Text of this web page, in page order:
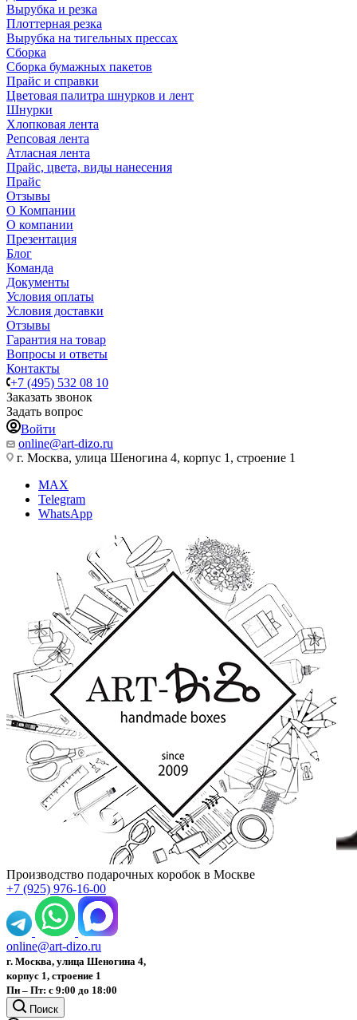
Вырубка и резка
Плоттерная резка
Вырубка на тигельных прессах
Сборка
Сборка бумажных пакетов
Прайс и справки
Цветовая палитра шнурков и лент
Шнурки
Хлопковая лента
Репсовая лента
Атласная лента
Прайс, цвета, виды нанесения
Прайс
Отзывы
О Компании
О компании
Презентация
Блог
Команда
Документы
Условия оплаты
Условия доставки
Отзывы
Гарантия на товар
Вопросы и ответы
Контакты
+7 (495) 532 08 10
Заказать звонок
Задать вопрос
Войти
online@art-dizo.ru
г. Москва, улица Шеногина 4, корпус 1, строение 1
MAX
Telegram
WhatsApp
Производство подарочных коробок в Москве
+7 (925) 976-16-00
online@art-dizo.ru
г. Москва, улица Шеногина 4,
корпус 1, строение 1
Пн – Пт: с 9:00 до 18:00
Поиск